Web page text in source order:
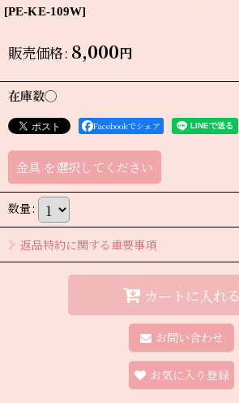
[PE-KE-109W]
販売価格: 8,000円
在庫数◯
Facebookでシェア
金具 を選択してください
数量:
返品特約に関する重要事項
カートに入れる
お問い合わせ
お気に入り登録